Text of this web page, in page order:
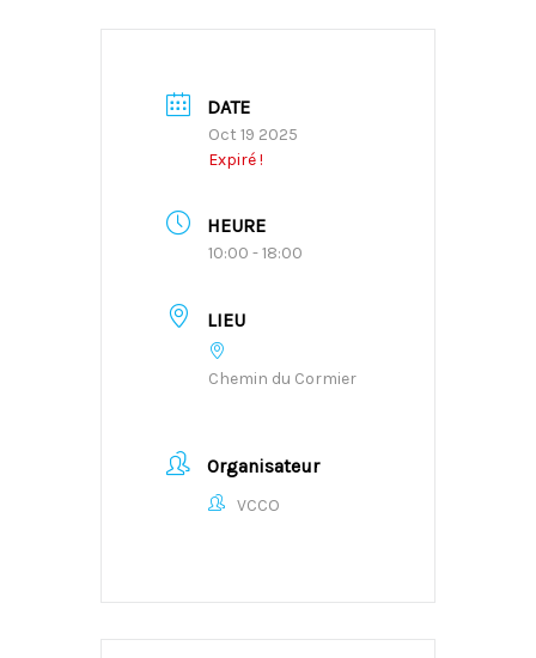
DATE
Oct 19 2025
Expiré !
HEURE
10:00 - 18:00
LIEU
Chemin du Cormier
Organisateur
VCCO